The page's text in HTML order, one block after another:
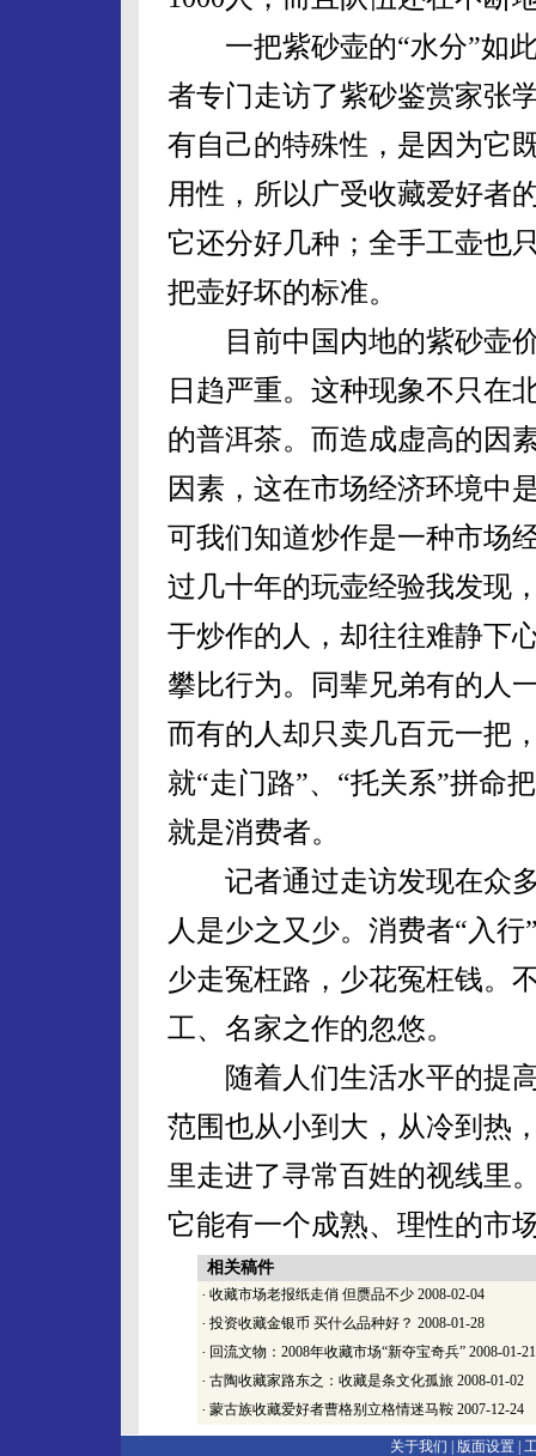
一把紫砂壶的“水分”如此
者专门走访了紫砂鉴赏家张
有自己的特殊性，是因为它
用性，所以广受收藏爱好者
它还分好几种；全手工壶也
把壶好坏的标准。
目前中国内地的紫砂壶价
日趋严重。这种现象不只在
的普洱茶。而造成虚高的因
因素，这在市场经济环境中
可我们知道炒作是一种市场
过几十年的玩壶经验我发现
于炒作的人，却往往难静下
攀比行为。同辈兄弟有的人
而有的人却只卖几百元一把
就“走门路”、“托关系”拼命
就是消费者。
记者通过走访发现在众多
人是少之又少。消费者“入
少走冤枉路，少花冤枉钱。
工、名家之作的忽悠。
随着人们生活水平的提高
范围也从小到大，从冷到热
里走进了寻常百姓的视线里
它能有一个成熟、理性的市
相关稿件
· 收藏市场老报纸走俏 但赝品不少 2008-02-04
· 投资收藏金银币 买什么品种好？ 2008-01-28
· 回流文物：2008年收藏市场“新夺宝奇兵” 2008-01-21
· 古陶收藏家路东之：收藏是条文化孤旅 2008-01-02
· 蒙古族收藏爱好者曹格别立格情迷马鞍 2007-12-24
关于我们 | 版面设置